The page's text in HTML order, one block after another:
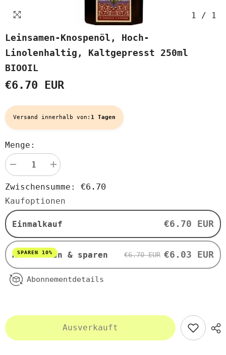
1 / 1
Leinsamen-Knospenöl, Hoch-
Linolenhaltig, Kaltgepresst 250ml
BIOOIL
€6.70 EUR
Versand innerhalb von: 1 Tagen
Menge:
verringern
für
Leinsamen-
Knospenöl,
hoch-
linolenhaltig,
kaltgepresst
250ml
BIOOIL
Menge
erhöhen
Leinsamen-
Knospenöl,
hoch-
linolenhaltig,
kaltgepresst
250ml
BIOOIL
Zwischensumme: €6.70
Kaufoptionen
Einmalkauf €6.70 EUR
Abonnieren & sparen
SPAREN 10% €6.70 EUR €6.03 EUR
Abonnementdetails
Ausverkauft